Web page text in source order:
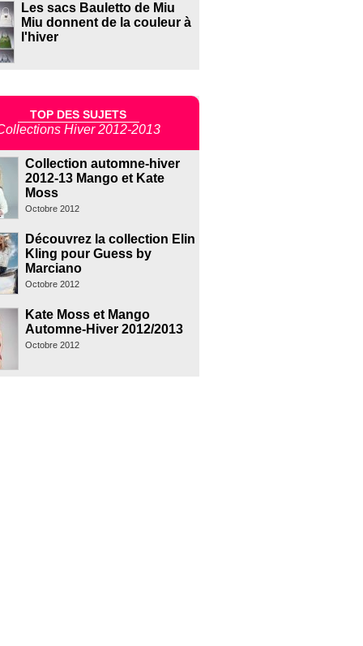
Les sacs Bauletto de Miu
Miu donnent de la couleur à
l'hiver
TOP DES SUJETS
Hiver 2012-2013
Collection automne-hiver
2012-13 Mango et Kate
Moss
Octobre 2012
Découvrez la collection Elin
Kling pour Guess by
Marciano
Octobre 2012
Kate Moss et Mango
Automne-Hiver 2012/2013
Octobre 2012